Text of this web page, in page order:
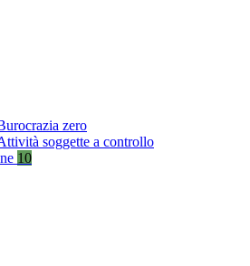
zero
soggette a controllo
10